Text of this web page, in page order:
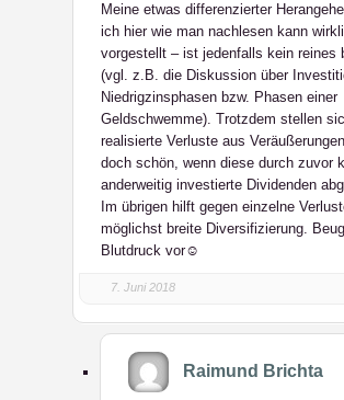
Meine etwas differenzierter
ich hier wie man nachlesen kann
vorgestellt – ist jedenfalls kein reines
(vgl. z.B. die Diskussion über
Niedrigzinsphasen bzw. Phasen einer
Geldschwemme). Trotzdem stellen
realisierte Verluste aus
doch schön, wenn diese durch zuvor
anderweitig investierte Dividenden
Im übrigen hilft gegen einzelne
möglichst breite Diversifizierung.
Blutdruck vor☺️
7. Juni 2018
Raimund Brichta